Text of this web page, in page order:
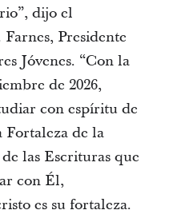
dijo el
Presidente
Jóvenes. “Con la
de 2026,
con espíritu de
Fortaleza de la
las Escrituras que
con Él,
es su fortaleza.